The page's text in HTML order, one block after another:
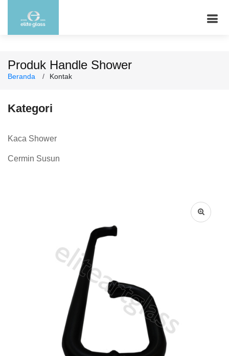
Produk Handle Shower
Beranda Kontak
Kategori
Kaca Shower
Cermin Susun